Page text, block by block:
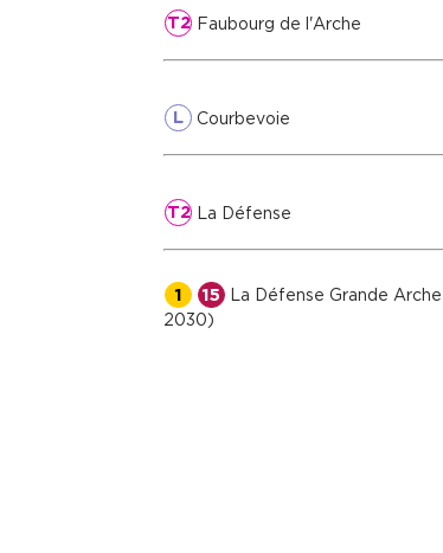
T2Faubourg de l'Arche
L Courbevoie
T2La Défense
1 15 La Défense Grande Arche
2030)